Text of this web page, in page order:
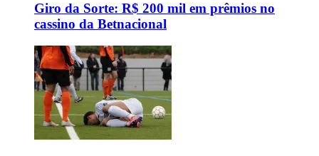
Giro da Sorte: R$ 200 mil em prêmios no
cassino da Betnacional